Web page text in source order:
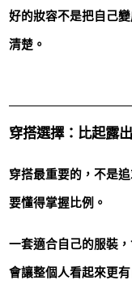
好的妝容不是把自己
清楚。
穿搭選擇：比起露
穿搭最重要的，不是
要懂得掌握比例。
一套適合自己的服裝
會讓整個人看起來更有